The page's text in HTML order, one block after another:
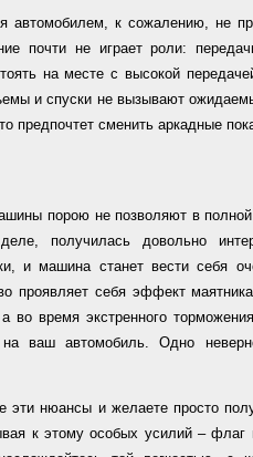
автомобилем, к сожалению, не
почти не играет роли:
на месте с высокой
и спуски не вызывают
предпочтет сменить аркадные
порою не позволяют в
получилась довольно
и машина станет вести себя
проявляет себя эффект
во время экстренного
на ваш автомобиль. Одно
нюансы и желаете просто
к этому особых усилий –